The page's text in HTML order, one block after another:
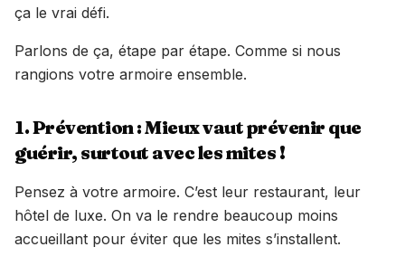
ça le vrai défi.
Parlons de ça, étape par étape. Comme si nous
rangions votre armoire ensemble.
1. Prévention : Mieux vaut prévenir que
guérir, surtout avec les mites !
Pensez à votre armoire. C’est leur restaurant, leur
hôtel de luxe. On va le rendre beaucoup moins
accueillant pour éviter que les mites s’installent.